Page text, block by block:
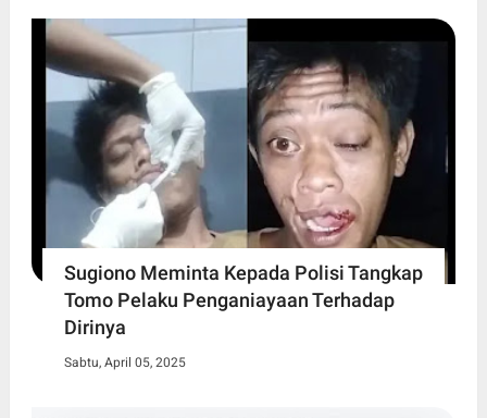
Sugiono Meminta Kepada Polisi Tangkap
Tomo Pelaku Penganiayaan Terhadap
Dirinya
Sabtu, April 05, 2025